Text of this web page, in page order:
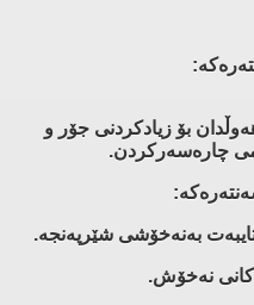
بۆ زیادكردنی جۆر و
چارەسەركردن.
بەنەخۆشی شێرپەنجە.
نەخۆش.